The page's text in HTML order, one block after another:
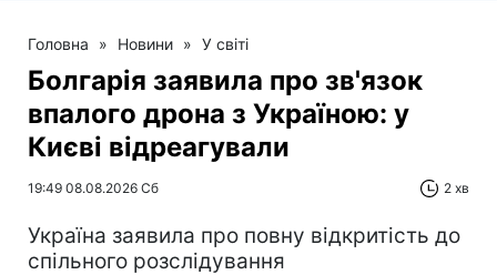
Головна » Новини » У світі
Болгарія заявила про зв'язок
впалого дрона з Україною: у
Києві відреагували
19:49 08.08.2026 Сб 2 хв
Україна заявила про повну відкритість до
спільного розслідування